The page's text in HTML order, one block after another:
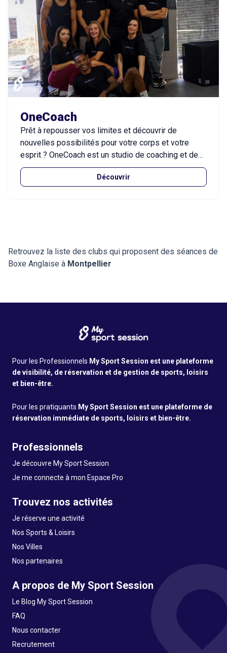
son rythme.
OneCoach
Prêt à repousser vos limites et découvrir de
nouvelles possibilités pour votre corps et votre
esprit ? OneCoach est un studio de coaching et de
fitness moderne, conçu pour maximiser votre bien-
être et performance, dans un cadre accueillant et
Découvrir
Retrouvez la liste des clubs qui proposent des séances de
Boxe Anglaise à Montpellier
Pour les Professionnels My Sport Session est une plateforme
de visibilité, de réservation et de gestion de sports, loisirs
et bien-être.
Pour les pratiquants My Sport Session est une plateforme de
réservation immédiate de sports, loisirs et bien-être.
Professionnels
Je découvre My Sport Session
Je me connecte à mon Espace Pro
Trouvez nos activités
Je réserve une activité
Nos Sports & Loisirs
Nos Villes
Nos partenaires
A propos de My Sport Session
Le Blog My Sport Session
FAQ
Nous contacter
Recrutement